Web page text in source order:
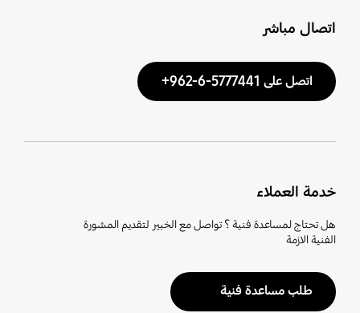
اتصال مباشر
اتصل على 5777441-6-962+
خدمة العملاء
هل تحتاج لمساعدة فنية ؟ تواصل مع الخبير لتقديم المشورة
الفنية الازمة
طلب مساعدة فنية